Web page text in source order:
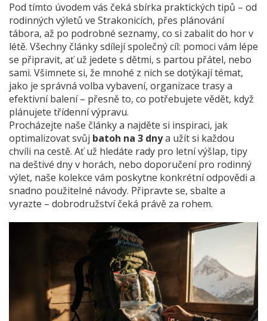
Pod tímto úvodem vás čeká sbírka praktických tipů – od
rodinných výletů ve Strakonicích, přes plánování
tábora, až po podrobné seznamy, co si zabalit do hor v
létě. Všechny články sdílejí společný cíl: pomoci vám lépe
se připravit, ať už jedete s dětmi, s partou přátel, nebo
sami. Všimnete si, že mnohé z nich se dotýkají témat,
jako je správná volba vybavení, organizace trasy a
efektivní balení – přesně to, co potřebujete vědět, když
plánujete třídenní výpravu.
Procházejte naše články a najděte si inspiraci, jak
optimalizovat svůj batoh na 3 dnya užít si každou
chvíli na cestě. Ať už hledáte rady pro letní výšlap, tipy
na deštivé dny v horách, nebo doporučení pro rodinný
výlet, naše kolekce vám poskytne konkrétní odpovědi a
snadno použitelné návody. Připravte se, sbalte a
vyrazte – dobrodružství čeká právě za rohem.